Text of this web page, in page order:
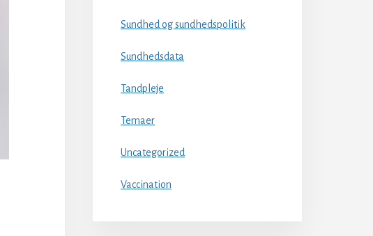
Sundhed og sundhedspolitik
Sundhedsdata
Tandpleje
Temaer
Uncategorized
Vaccination